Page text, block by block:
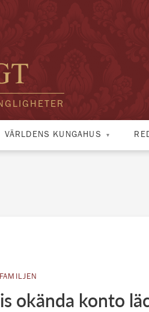
VÄRLDENS KUNGAHUS
okända konto